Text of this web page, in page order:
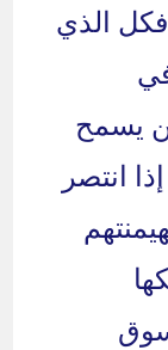
الذي
يسمح
انتصر